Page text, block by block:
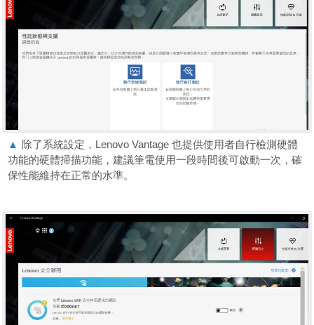
▲ 除了系統設定，Lenovo Vantage 也提供使用者自行檢測硬體
功能的硬體掃描功能，建議筆電使用一段時間後可啟動一次，確
保性能維持在正常的水準。